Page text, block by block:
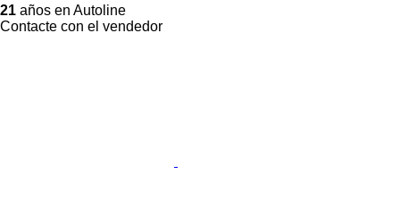
21 años en Autoline
Contacte con el vendedor